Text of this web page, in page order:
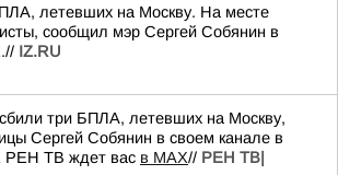
летевших на Москву. На месте
сообщил мэр Сергей Собянин в
IZ.RU
три БПЛА, летевших на Москву,
Сергей Собянин в своем канале в
РЕН ТВ ждет вас в MAX// РЕН ТВ|